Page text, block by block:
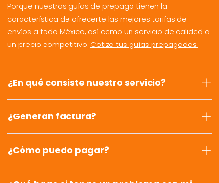
Porque nuestras guías de prepago tienen la
característica de ofrecerte las mejores tarifas de
envíos a todo México, así como un servicio de calidad a
un precio competitivo. Cotiza tus guías prepagadas.
¿En qué consiste nuestro servicio?
¿Generan factura?
¿Cómo puedo pagar?